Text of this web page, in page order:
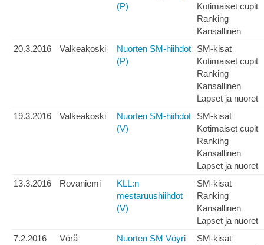
(P)
Kotimaiset cupit
Ranking
Kansallinen
20.3.2016
Valkeakoski
Nuorten SM-hiihdot
(P)
SM-kisat
Kotimaiset cupit
Ranking
Kansallinen
Lapset ja nuoret
19.3.2016
Valkeakoski
Nuorten SM-hiihdot
(V)
SM-kisat
Kotimaiset cupit
Ranking
Kansallinen
Lapset ja nuoret
13.3.2016
Rovaniemi
KLL:n
mestaruushiihdot
(V)
SM-kisat
Ranking
Kansallinen
Lapset ja nuoret
7.2.2016
Vörå
Nuorten SM Vöyri
SM-kisat